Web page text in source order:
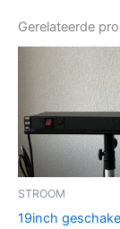
Gerelateerde
STROOM
19inch